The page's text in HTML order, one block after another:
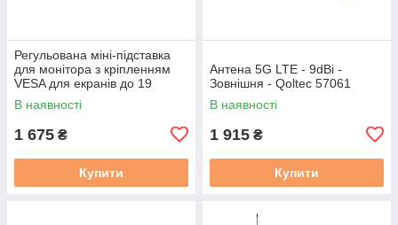
Регульована міні-підставка
для монітора з кріпленням
VESA для екранів до 19
дюймів - Waveshare 32275
В наявності
1 675 ₴
Купити
Антена 5G LTE - 9dBi -
Зовнішня - Qoltec 57061
В наявності
1 915 ₴
Купити